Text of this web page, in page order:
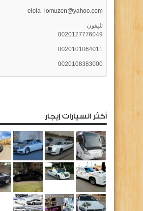
elola_lomuzen@yahoo.com
تليفون
0020127776049
0020101064011
0020108383000
أكثر السيارات إيجار